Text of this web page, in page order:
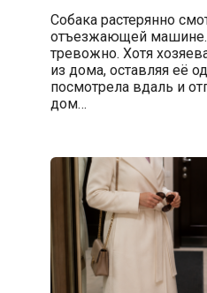
Собака растерянно
отъезжающей
тревожно. Хотя
из дома, оставляя её
посмотрела вдаль и
дом…